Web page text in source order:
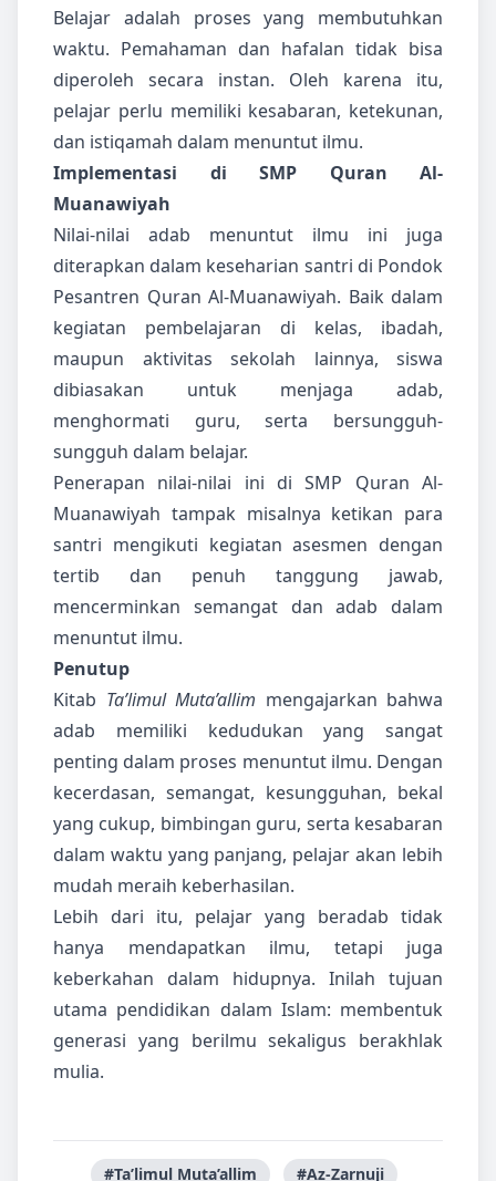
Belajar adalah proses yang membutuhkan
waktu. Pemahaman dan hafalan tidak bisa
diperoleh secara instan. Oleh karena itu,
pelajar perlu memiliki kesabaran, ketekunan,
dan istiqamah dalam menuntut ilmu.
Implementasi di SMP Quran Al-
Muanawiyah
Nilai-nilai adab menuntut ilmu ini juga
diterapkan dalam keseharian santri di Pondok
Pesantren Quran Al-Muanawiyah. Baik dalam
kegiatan pembelajaran di kelas, ibadah,
maupun aktivitas sekolah lainnya, siswa
dibiasakan untuk menjaga adab,
menghormati guru, serta bersungguh-
sungguh dalam belajar.
Penerapan nilai-nilai ini di SMP Quran Al-
Muanawiyah tampak misalnya ketikan para
santri mengikuti kegiatan asesmen dengan
tertib dan penuh tanggung jawab,
mencerminkan semangat dan adab dalam
menuntut ilmu.
Penutup
Kitab Ta’limul Muta’allim mengajarkan bahwa
adab memiliki kedudukan yang sangat
penting dalam proses menuntut ilmu. Dengan
kecerdasan, semangat, kesungguhan, bekal
yang cukup, bimbingan guru, serta kesabaran
dalam waktu yang panjang, pelajar akan lebih
mudah meraih keberhasilan.
Lebih dari itu, pelajar yang beradab tidak
hanya mendapatkan ilmu, tetapi juga
keberkahan dalam hidupnya. Inilah tujuan
utama pendidikan dalam Islam: membentuk
generasi yang berilmu sekaligus berakhlak
mulia.
#Ta’limul Muta’allim #Az-Zarnuji